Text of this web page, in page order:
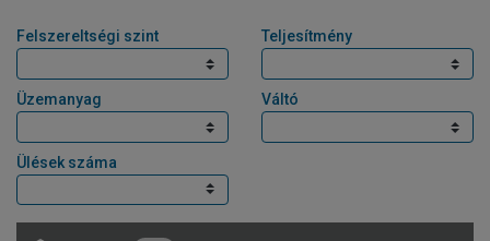
Felszereltségi szint Teljesítmény
Üzemanyag Váltó
Ülések száma